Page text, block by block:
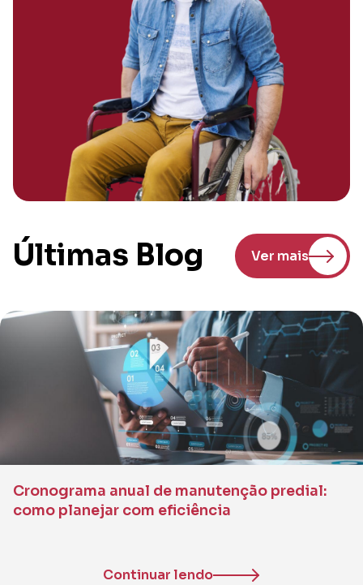
Últimas Blog Ver mais
Cronograma anual de manutenção predial:
como planejar com eficiência
Continuar lendo